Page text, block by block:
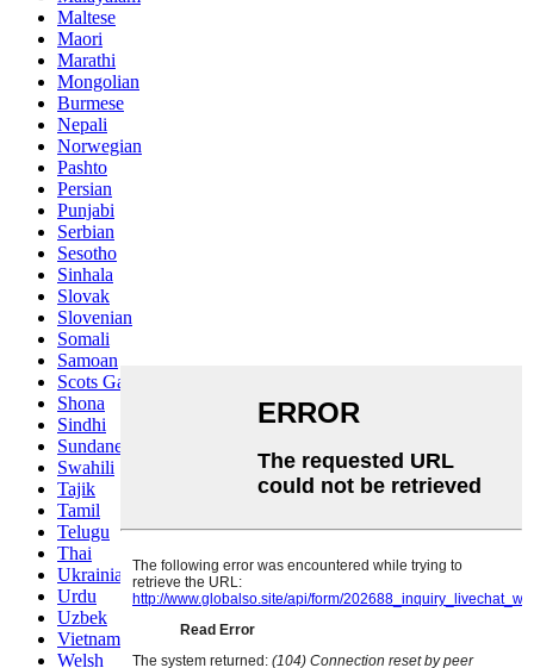
Maltese
Maori
Marathi
Mongolian
Burmese
Nepali
Norwegian
Pashto
Persian
Punjabi
Serbian
Sesotho
Sinhala
Slovak
Slovenian
Somali
Samoan
Scots Gaelic
Shona
Sindhi
Sundanese
Swahili
Tajik
Tamil
Telugu
Thai
Ukrainian
Urdu
Uzbek
Vietnamese
Welsh